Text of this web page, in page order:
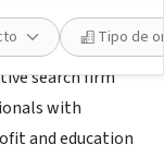
Tipo de
search firm
with
and education